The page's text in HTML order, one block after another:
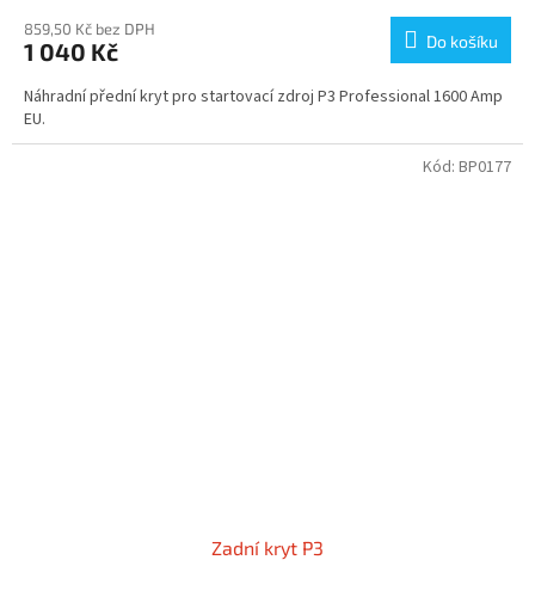
859,50 Kč bez DPH
1 040 Kč Do košíku
Náhradní přední kryt pro startovací zdroj P3 Professional 1600 Amp
EU.
Zadní kryt P3
Kód: BP0177